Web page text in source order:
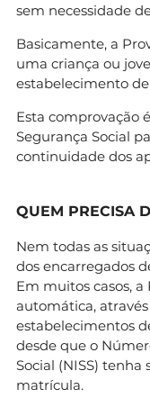
sem necessidade
Basicamente, a
uma criança ou
estabelecimento
Esta comprovação
Segurança Social
continuidade dos
QUEM PRECISA
Nem todas as
dos encarregados
Em muitos casos,
automática,
estabelecimentos
desde que o
Social (NISS)
matrícula.